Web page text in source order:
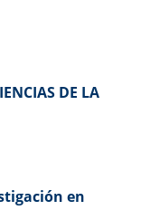
DE LA
en